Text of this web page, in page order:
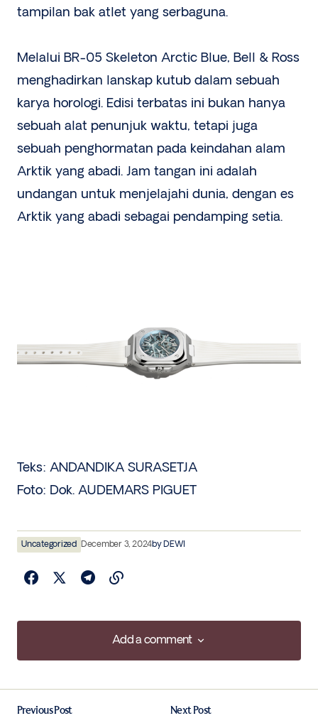
tampilan bak atlet yang serbaguna.
Melalui BR-05 Skeleton Arctic Blue, Bell & Ross
menghadirkan lanskap kutub dalam sebuah
karya horologi. Edisi terbatas ini bukan hanya
sebuah alat penunjuk waktu, tetapi juga
sebuah penghormatan pada keindahan alam
Arktik yang abadi. Jam tangan ini adalah
undangan untuk menjelajahi dunia, dengan es
Arktik yang abadi sebagai pendamping setia.
Teks: ANDANDIKA SURASETJA
Foto: Dok. AUDEMARS PIGUET
Uncategorized December 3, 2024byDEWI
Add a comment
Add a comment
Previous Post
Next Post